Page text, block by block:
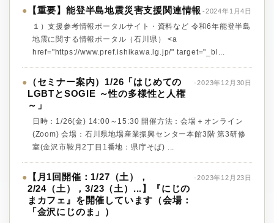
● 【重要】能登半島地震災害支援関連情報 -2024年1月4日
１）支援参考情報ポータルサイト・資料など 令和6年能登半島
地震に関する情報ポータル（石川県） <a
href="https://www.pref.ishikawa.lg.jp/" target="_bl...
●
（セミナー案内）1/26「はじめての
LGBTとSOGIE ～性の多様性と人権
～」
-2023年12月30日
日時：1/26(金) 14:00～15:30 開催方法：会場＋オンライン
(Zoom) 会場：石川県地場産業振興センター本館3階 第3研修
室(金沢市鞍月2丁目1番地：県庁そば) ...
●
【月1回開催：1/27（土），
2/24（土），3/23（土）...】『にじの
まカフェ』を開催しています（会場：
「金沢にじのま」）
-2023年12月23日